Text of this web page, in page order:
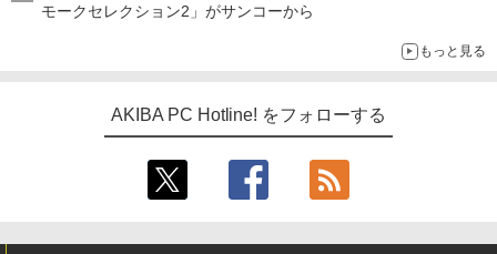
モークセレクション2」がサンコーから
もっと見る
AKIBA PC Hotline! をフォローする